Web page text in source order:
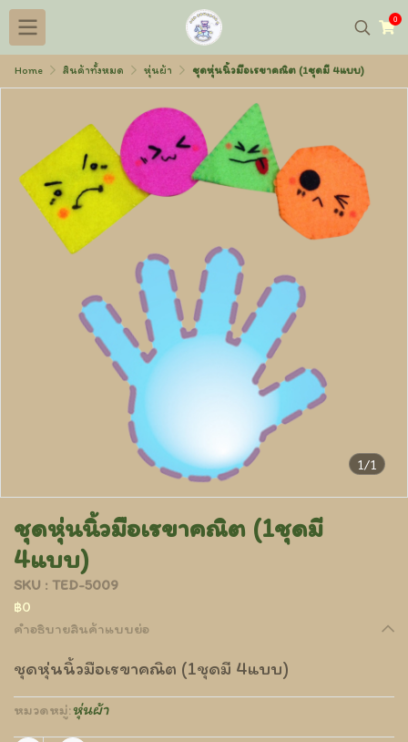
0
Home สินค้าทั้งหมด หุ่นผ้า ชุดหุ่นนิ้วมือเรขาคณิต (1ชุดมี 4แบบ)
1/1
ชุดหุ่นนิ้วมือเรขาคณิต (1ชุดมี
4แบบ)
SKU : TED-5009
฿0
คำอธิบายสินค้าแบบย่อ
ชุดหุ่นนิ้วมือเรขาคณิต (1ชุดมี 4แบบ)
หมวดหมู่:หุ่นผ้า